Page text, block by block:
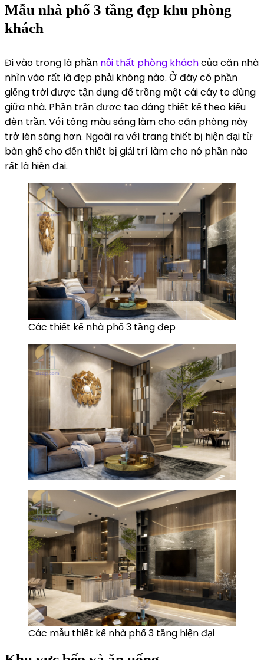
Mẫu nhà phố 3 tầng đẹp khu phòng
khách
Đi vào trong là phần nội thất phòng kháchcủa căn nhà
nhìn vào rất là đẹp phải không nào. Ở đây có phần
giếng trời được tận dụng để trồng một cái cây to đùng
giữa nhà. Phần trần được tạo dáng thiết kế theo kiểu
đèn trần. Với tông màu sáng làm cho căn phòng này
trở lên sáng hơn. Ngoài ra với trang thiết bị hiện đại từ
bàn ghế cho đến thiết bị giải trí làm cho nó phần nào
rất là hiện đại.
Các thiết kế nhà phố 3 tầng đẹp
Các mẫu thiết kế nhà phố 3 tầng hiện đại